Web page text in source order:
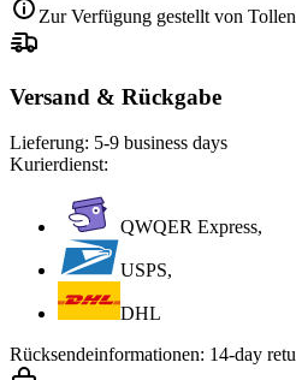
Zur Verfügung gestellt von
Versand & Rückgabe
Lieferung: 5-9 business days
Kurierdienst:
QWQER Express,
USPS,
DHL
Rücksendeinformationen: 14-day